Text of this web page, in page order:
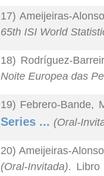
17) Ameijeiras-
65th ISI World
18) Rodríguez-
Noite Europea das
19) Febrero-Bande,
Series ... (Oral-
20) Ameijeiras-
(Oral-Invitada). Libro